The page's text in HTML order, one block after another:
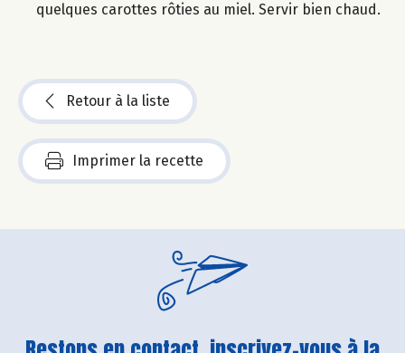
quelques carottes rôties au miel. Servir bien chaud.
Retour à la liste
Imprimer la recette